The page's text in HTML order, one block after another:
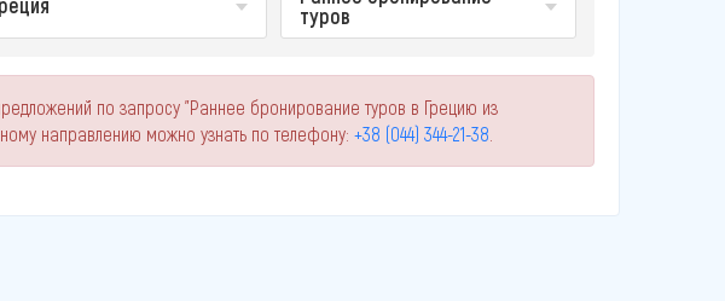
туров
по запросу "Раннее бронирование туров в Грецию из
направлению можно узнать по телефону: +38 (044) 344-21-38